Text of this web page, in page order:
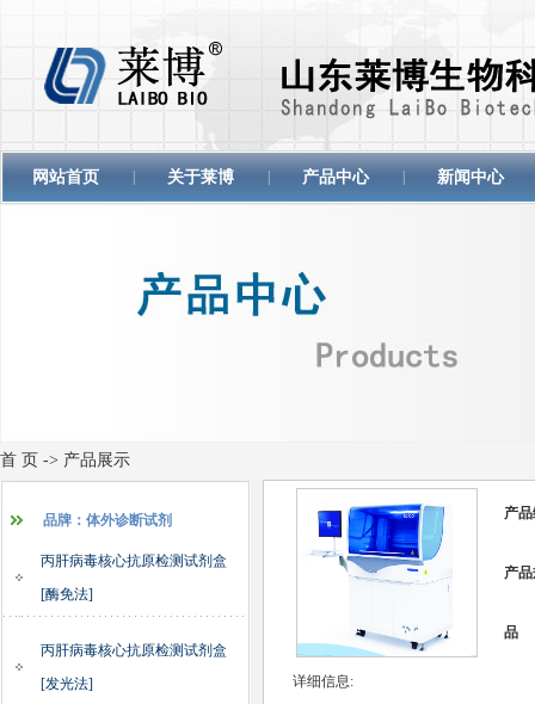
网站首页 关于莱博 产品中心 新闻中心
首 页 -> 产品展示
品牌：体外诊断试剂
丙肝病毒核心抗原检测试剂盒
[酶免法]
丙肝病毒核心抗原检测试剂盒
[发光法]
产
产
品
详细信息: